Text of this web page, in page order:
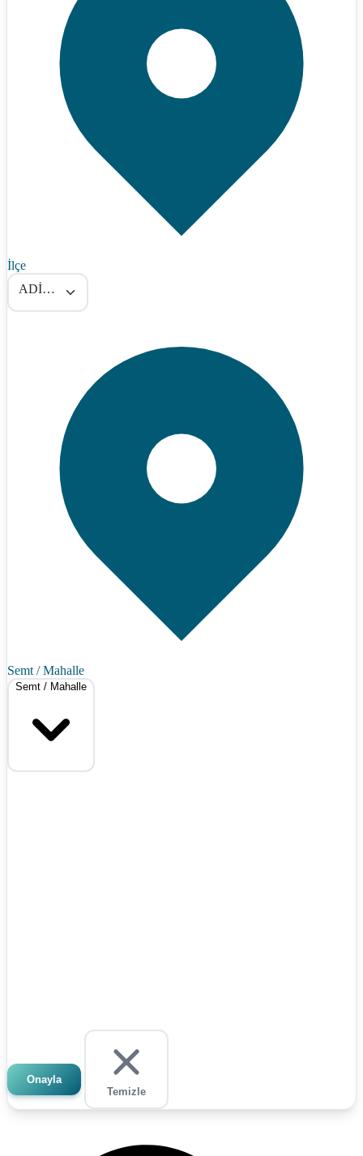
İlçe
ADİLCEVAZ
Semt / Mahalle
Semt / Mahalle
Onayla
Temizle